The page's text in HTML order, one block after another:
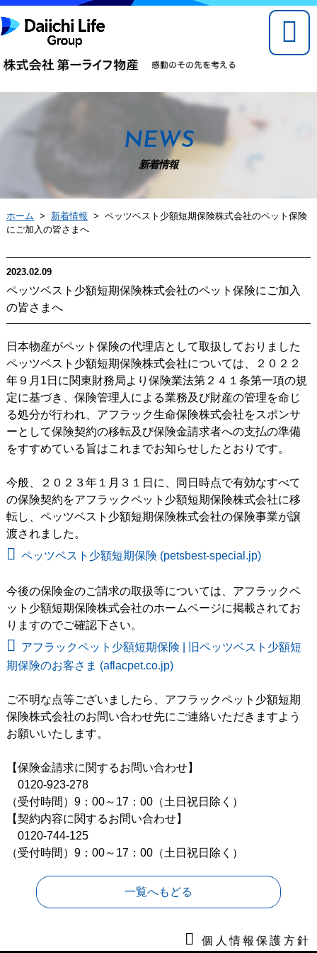
NEWS
新着情報
ホーム > 新着情報 > ペッツベスト少額短期保険株式会社のペット保険
にご加入の皆さまへ
2023.02.09
ペッツベスト少額短期保険株式会社のペット保険にご加入
の皆さまへ
日本物産がペット保険の代理店として取扱しておりました
ペッツベスト少額短期保険株式会社については、２０２２
年９月1日に関東財務局より保険業法第２４１条第一項の規
定に基づき、保険管理人による業務及び財産の管理を命じ
る処分が行われ、アフラック生命保険株式会社をスポンサ
ーとして保険契約の移転及び保険金請求者への支払の準備
をすすめている旨はこれまでお知らせしたとおりです。
今般、２０２３年１月３１日に、同日時点で有効なすべて
の保険契約をアフラックペット少額短期保険株式会社に移
転し、ペッツベスト少額短期保険株式会社の保険事業が譲
渡されました。
ペッツベスト少額短期保険 (petsbest-special.jp)
今後の保険金のご請求の取扱等については、アフラックペ
ット少額短期保険株式会社のホームページに掲載されてお
りますのでご確認下さい。
アフラックペット少額短期保険 | 旧ペッツベスト少額短
期保険のお客さま (aflacpet.co.jp)
ご不明な点等ございましたら、アフラックペット少額短期
保険株式会社のお問い合わせ先にご連絡いただきますよう
お願いいたします。
【保険金請求に関するお問い合わせ】
0120-923-278
（受付時間）9：00～17：00（土日祝日除く）
【契約内容に関するお問い合わせ】
0120-744-125
（受付時間）9：00～17：00（土日祝日除く）
一覧へもどる
個人情報保護方針